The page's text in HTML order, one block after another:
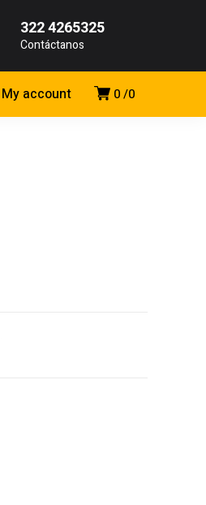
322 4265325
Contáctanos
0 0
My account